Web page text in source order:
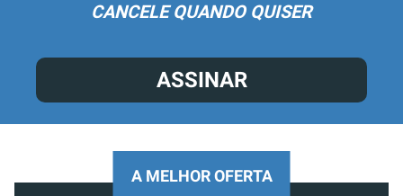
CANCELE QUANDO QUISER
ASSINAR
A MELHOR OFERTA